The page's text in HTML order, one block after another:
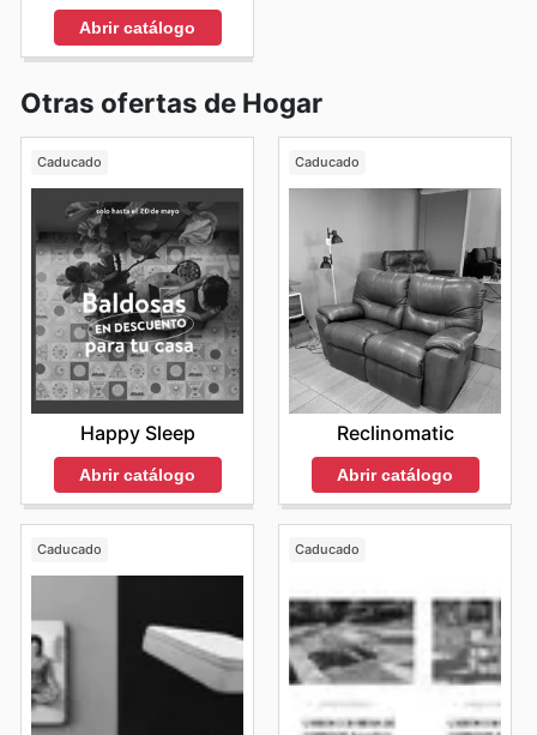
Abrir catálogo
Otras ofertas de Hogar
Caducado
Happy Sleep
Abrir catálogo
Caducado
Reclinomatic
Abrir catálogo
Caducado Caducado